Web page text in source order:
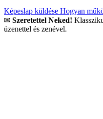
Képeslap küldése Hogyan
✉ Szeretettel Neked!
üzenettel és zenével.